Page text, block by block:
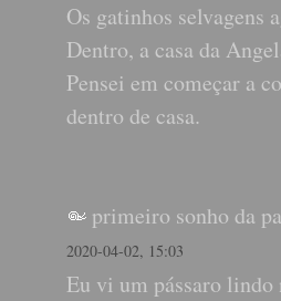
Os gatinhos selvagens
Dentro, a casa da
Pensei em começar a
dentro de casa.
primeiro sonho da
2020-04-02, 15:03
Eu vi um pássaro lindo